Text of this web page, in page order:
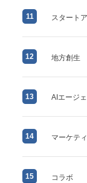
11 スタート
12 地方創生
13 AIエージ
14 マーケテ
15 コラボ